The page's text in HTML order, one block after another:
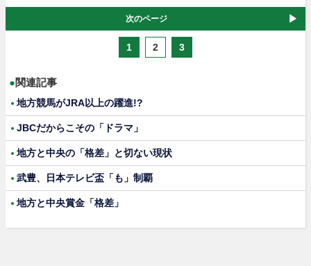
次のページ
1 2 3
●関連記事
地方競馬がJRA以上の躍進!?
JBCだからこその「ドラマ」
地方と中央の「格差」と切ない現状
武豊、日本テレビ盃「も」制覇
地方と中央賞金「格差」